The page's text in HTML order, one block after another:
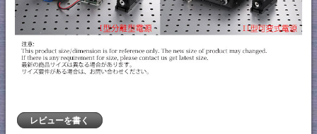
レビューを書く